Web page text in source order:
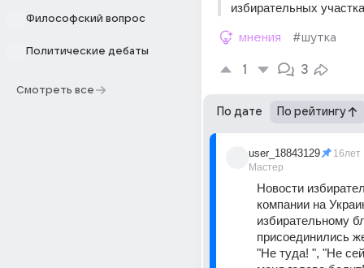
Философский вопрос
Политические дебаты
Смотреть все
избирательных
мнения #шутка
1 3
По дате По рейтингу
user_18843129
Мастер
16лет
Новости
компании на
избирательному
присоединились
"Не туда! ", "Не